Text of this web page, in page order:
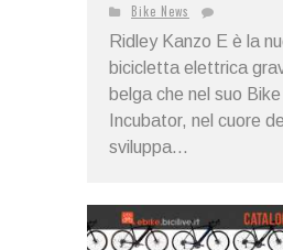
Bike News
Ridley Kanzo E è la
bicicletta elettrica
belga che nel suo
Incubator, nel cuore
sviluppa...